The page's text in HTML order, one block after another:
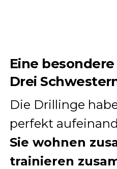
Eine
Drei
Die Drillinge
perfekt
Sie wohnen
trainieren